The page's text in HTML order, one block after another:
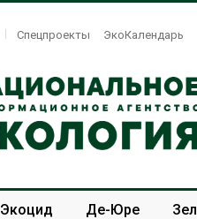
Спецпроекты ЭкоКалендарь
Экоцид Де-Юре